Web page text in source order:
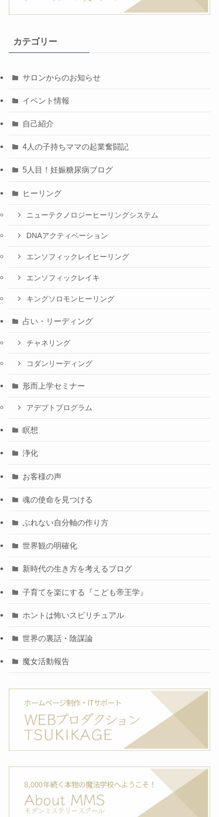
カテゴリー
サロンからのお知らせ
イベント情報
自己紹介
4人の子持ちママの起業奮闘記
5人目！妊娠糖尿病ブログ
ヒーリング
ニューテクノロジーヒーリングシステム
DNAアクティベーション
エンソフィックレイヒーリング
エンソフィックレイキ
キングソロモンヒーリング
占い・リーディング
チャネリング
コダンリーディング
形而上学セミナー
アデプトプログラム
瞑想
浄化
お客様の声
魂の使命を見つける
ぶれない自分軸の作り方
世界観の明確化
新時代の生き方を考えるブログ
子育てを楽にする『こども帝王学』
ホントは怖いスピリチュアル
世界の裏話・陰謀論
魔女活動報告